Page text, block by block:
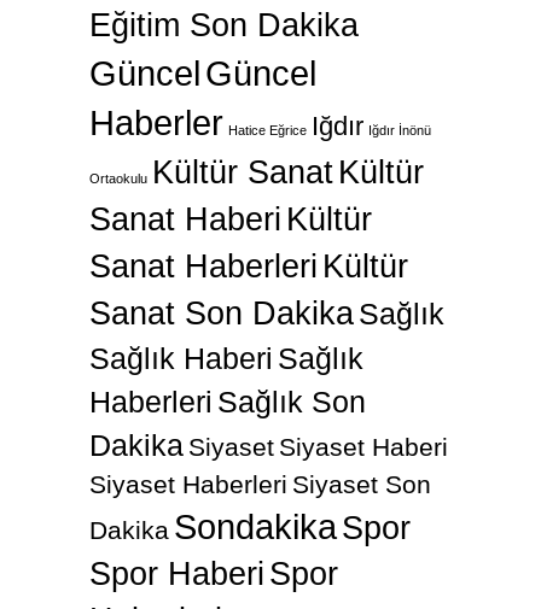
Eğitim Son Dakika
GüncelGüncel
Haberler Hatice Eğrice Iğdır Iğdır İnönü
Ortaokulu Kültür SanatKültür
Sanat Haberi Kültür
Sanat Haberleri Kültür
Sanat Son DakikaSağlık
Sağlık Haberi Sağlık
Haberleri Sağlık Son
Dakika Siyaset Siyaset Haberi
Siyaset Haberleri Siyaset Son
Dakika SondakikaSpor
Spor Haberi Spor